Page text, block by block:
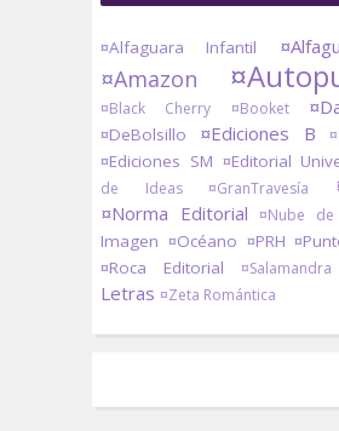
¤Alfaguara Infantil
¤Amazon
¤Black Cherry ¤Booket
¤DeBolsillo ¤Ediciones B
¤Ediciones SM ¤Editorial
de Ideas
¤GranTravesía
¤Norma Editorial ¤Nube
Imagen ¤Océano ¤PRH
¤Roca Editorial
¤Salamandra
Letras ¤Zeta Romántica